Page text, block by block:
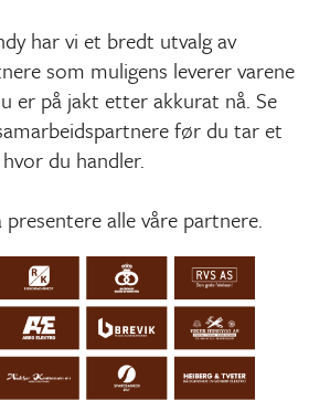
har vi et bredt utvalg av
som muligens leverer varene
er på jakt etter akkurat nå. Se
før du tar et
du handler.
alle våre partnere.